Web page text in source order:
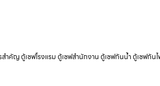
ำคัญ ตู้เซฟโรงแรม ตู้เซฟสำนักงาน ตู้เซฟกันน้ำ ตู้เซฟกัน